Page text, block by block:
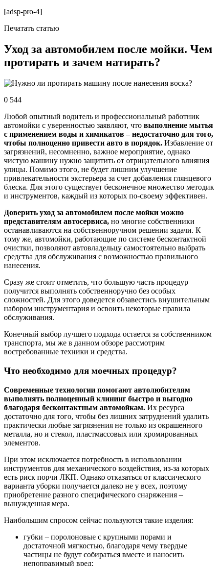
[adsp-pro‑4]
Печа­тать ста­тью
Уход за автомобилем после мойки. Чем
протирать и зачем натирать?
0 544
Любой опытный водитель и профессиональный работник
автомойки с уверенностью заявляют, что выполнение мытья
с применением воды и химикатов – недостаточно для того,
чтобы полноценно привести авто в порядок. Избавление от
загрязнений, несомненно, важное мероприятие, однако
чистую машину нужно защитить от отрицательного влияния
улицы. Помимо этого, не будет лишним улучшение
привлекательности экстерьера за счет добавления глянцевого
блеска. Для этого существует бесконечное множество методик
и инструментов, каждый из которых по-своему эффективен.
Доверить уход за автомобилем после мойки можно
представителям автосервиса, но многие собственники
останавливаются на собственноручном решении задачи. К
тому же, автомойки, работающие по системе бесконтактной
очистки, позволяют автовладельцу самостоятельно выбрать
средства для обслуживания с возможностью правильного
нанесения.
Сразу же стоит отметить, что большую часть процедур
получится выполнять собственноручно без особых
сложностей. Для этого доведется обзавестись внушительным
набором инструментария и освоить некоторые правила
обслуживания.
Конечный выбор лучшего подхода остается за собственником
транспорта, мы же в данном обзоре рассмотрим
востребованные техники и средства.
Что необходимо для моечных процедур?
Современные технологии помогают автолюбителям
выполнять полноценный клининг быстро и выгодно
благодаря бесконтактным автомойкам. Их ресурса
достаточно для того, чтобы без лишних затруднений удалить
практически любые загрязнения не только из окрашенного
металла, но и стекол, пластмассовых или хромированных
элементов.
При этом исключается потребность в использовании
инструментов для механического воздействия, из-за которых
есть риск порчи ЛКП. Однако отказаться от классического
варианта уборки получается далеко не у всех, поэтому
приобретение разного специфического снаряжения –
вынужденная мера.
Наибольшим спросом сейчас пользуются такие изделия:
губки – поролоновые с крупными порами и
достаточной мягкостью, благодаря чему твердые
частицы не будут собираться вместе и наносить
непоправимый вред;